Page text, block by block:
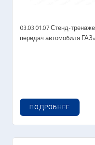
03.03.01.07 Стенд-
передач автомобиля ГАЗ»
ПОДРОБНЕЕ